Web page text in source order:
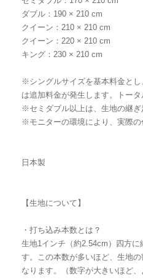
ダブル：190 × 210 cm
クイーン：210 × 210 cm
クイーン：220 × 210 cm
キング：230 × 210 cm
※シングルサイズを基本料金と
は追加料金が発生します。トー
※セミダブル以上は、生地の継ぎ
※モニターの環境により、実際の
日本製
【生地について】
・打ち込み本数とは？
生地1インチ（約2.54cm）四方
す。この本数が多いほど、生地
なります。（数字が大きいほど